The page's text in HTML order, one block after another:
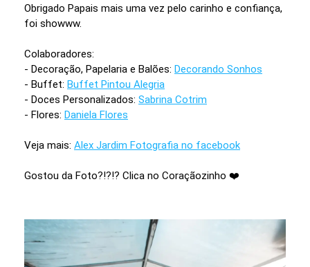
Obrigado Papais mais uma vez pelo carinho e confiança,
foi showww.
Colaboradores:
- Decoração, Papelaria e Balões: Decorando Sonhos
- Buffet: Buffet Pintou Alegria
- Doces Personalizados: Sabrina Cotrim
- Flores: Daniela Flores
Veja mais: Alex Jardim Fotografia no facebook
Gostou da Foto?!?!? Clica no Coraçãozinho ❤️